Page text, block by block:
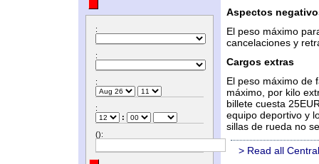
:
:
:
:
:
():
Aspectos
El peso máximo
cancelaciones y
Cargos extras
El peso máximo de
máximo, por kilo
billete cuesta
equipo deportivo y
sillas de rueda no
> Read all